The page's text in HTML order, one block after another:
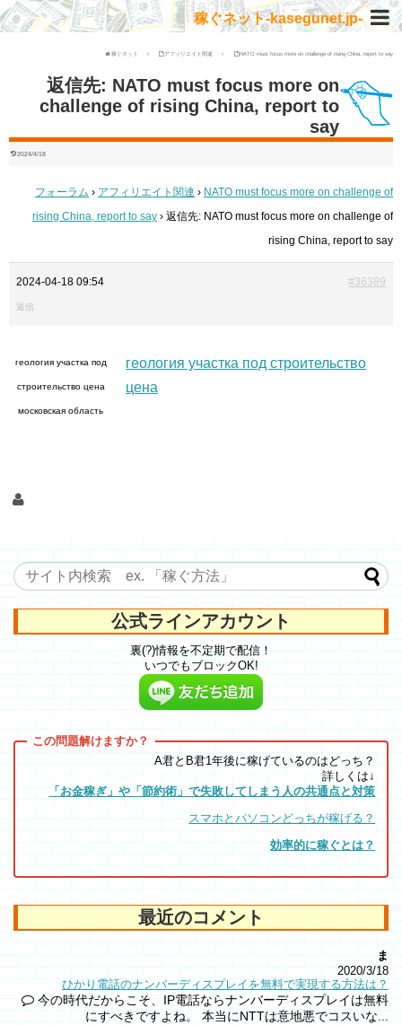
稼ぐネット-kasegunet.jp-
稼ぐネット アフィリエイト関連 NATO must focus more on challenge of rising China, report to say
返信先: NATO must focus more on
challenge of rising China, report to
say
2024/4/18
フォーラム › アフィリエイト関連 › NATO must focus more on challenge of
rising China, report to say › 返信先: NATO must focus more on challenge of
rising China, report to say
2024-04-18 09:54 #36389
返信
геология участка под
строительство цена
московская область
геология участка под строительство
цена
公式ラインアカウント
裏(?)情報を不定期で配信！
いつでもブロックOK!
A君とB君1年後に稼げているのはどっち？
詳しくは↓
「お金稼ぎ」や「節約術」で失敗してしまう人の共通点と対策
スマホとパソコンどっちが稼げる？
効率的に稼ぐとは？
最近のコメント
ま
2020/3/18
ひかり電話のナンバーディスプレイを無料で実現する方法は？
今の時代だからこそ、IP電話ならナンバーディスプレイは無料
にすべきですよね。 本当にNTTは意地悪でコスいな...